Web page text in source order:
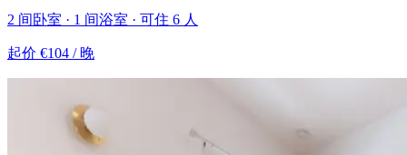
2 间卧室 · 1 间浴室 · 可住 6 人
起价 €104 / 晚